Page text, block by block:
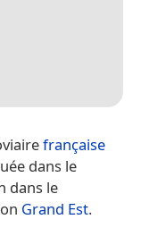
française
dans le
dans le
Grand Est.